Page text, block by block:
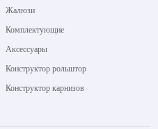
Жалюзи
Комплектующие
Аксессуары
Конструктор рольштор
Конструктор карнизов